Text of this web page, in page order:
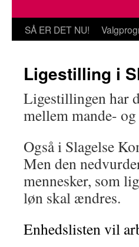
Hop
indhold
SÅ ER DET NU!
Ligestilling i
Ligestillingen har
mellem mande-
Også i Slagelse
Men den
mennesker, som
løn skal ændres.
Enhedslisten vil